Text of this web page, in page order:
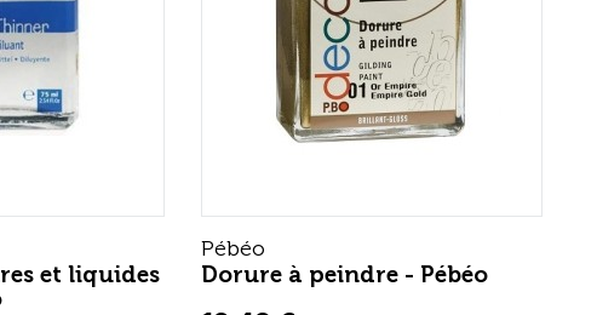
et liquides
Pébéo
Dorure à peindre - Pébéo